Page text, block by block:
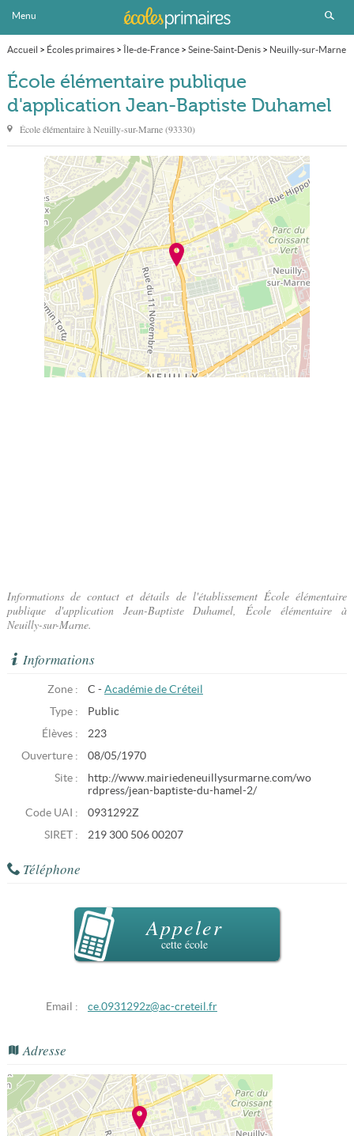
Menu
Accueil > Écoles primaires> Île-de-France> Seine-Saint-Denis> Neuilly-sur-Marne
>École élémentaire publique d'application Jean-Baptiste Duhamel
École élémentaire publique
d'application Jean-Baptiste Duhamel
École élémentaire àNeuilly-sur-Marne(93330)
Informations de contact et détails de l'établissement École élémentaire
publique d'application Jean-Baptiste Duhamel, École élémentaire à
Neuilly-sur-Marne.
Informations
Zone : C - Académie de Créteil
Type :
Public
Élèves :
223
Ouverture :
08/05/1970
Site :
http://www.mairiedeneuillysurmarne.com/wo
rdpress/jean-baptiste-du-hamel-2/
Code UAI :
0931292Z
SIRET :
219 300 506 00207
Téléphone
Appeler
cette école
Email : ce.0931292z@ac-creteil.fr
Adresse